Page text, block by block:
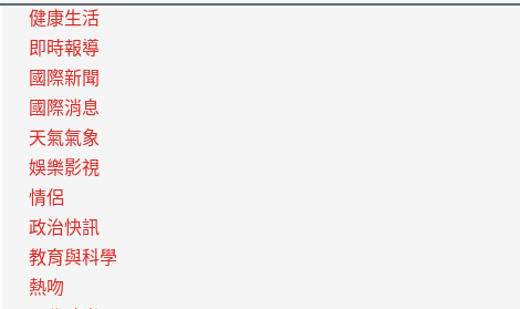
健康生活
即時報導
國際新聞
國際消息
天氣氣象
娛樂影視
情侶
政治快訊
教育與科學
熱吻